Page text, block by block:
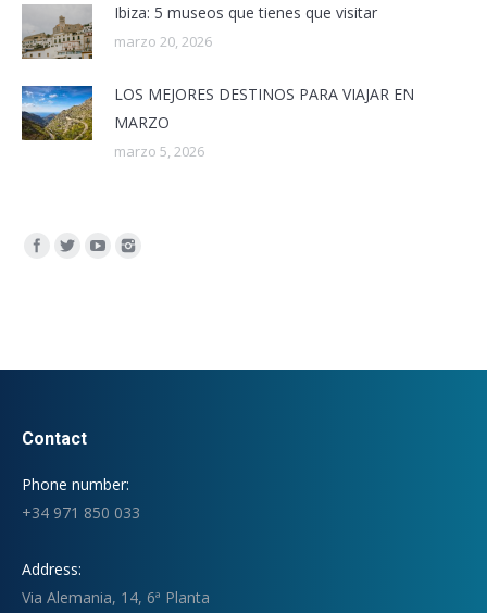
Ibiza: 5 museos que tienes que visitar
marzo 20, 2026
LOS MEJORES DESTINOS PARA VIAJAR EN
MARZO
marzo 5, 2026
Encuéntranos en:
Contact
Phone number:
+34 971 850 033
Address:
Via Alemania, 14, 6ª Planta